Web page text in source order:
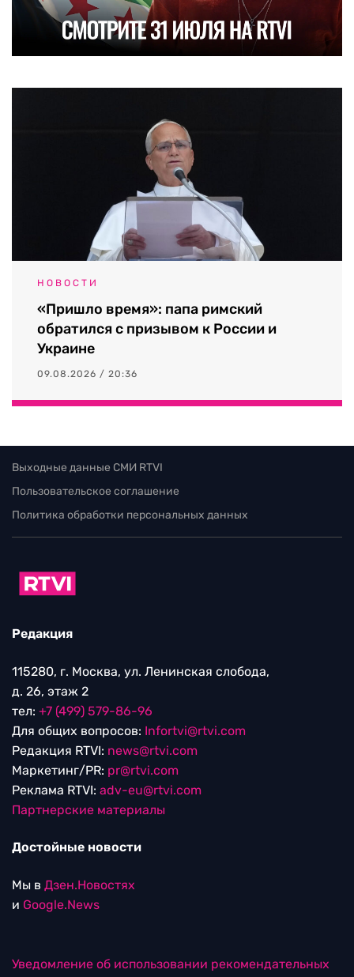
НОВОСТИ
«Пришло время»: папа римский
обратился с призывом к России и
Украине
09.08.2026 / 20:36
Выходные данные СМИ RTVI
Пользовательское соглашение
Политика обработки персональных данных
Редакция
115280, г. Москва, ул. Ленинская слобода,
д. 26, этаж 2
тел: +7 (499) 579-86-96
Для общих вопросов: Infortvi@rtvi.com
Редакция RTVI: news@rtvi.com
Маркетинг/PR: pr@rtvi.com
Реклама RTVI: adv-eu@rtvi.com
Партнерские материалы
Достойные новости
Мы в Дзен.Новостях
и Google.News
Уведомление об использовании рекомендательных